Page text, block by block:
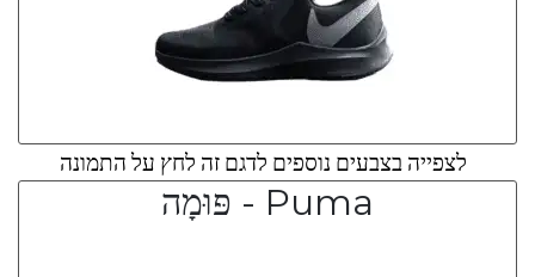
לצפייה בצבעים נוספים לדגם זה לחץ על התמונה
Puma - פּוּמָה